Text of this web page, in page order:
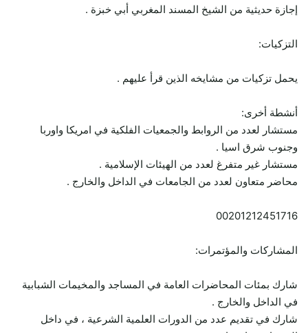
إجازة حديثية من الشيخ المسند المغربي أبي خبزة .
التزكيات:
يحمل تزكيات من مشايخه الذين قرأ عليهم .
أنشطة أخرى:
مستشار لعدد من الروابط والجمعيات الفلكية في امريكا واوربا
وجنوب شرق اسيا .
مستشار غير متفرغ لعدد من الهيئات الإسلامية .
محاضر متعاون لعدد من الجامعات في الداخل والخارج .
00201212451716
المشاركات والمؤتمرات:
شارك بمئات المحاضرات العامة في المساجد والمخيمات الشبابية
في الداخل والخارج .
شارك في تقديم عدد من الدورات العلمية الشرعية ، في داخل